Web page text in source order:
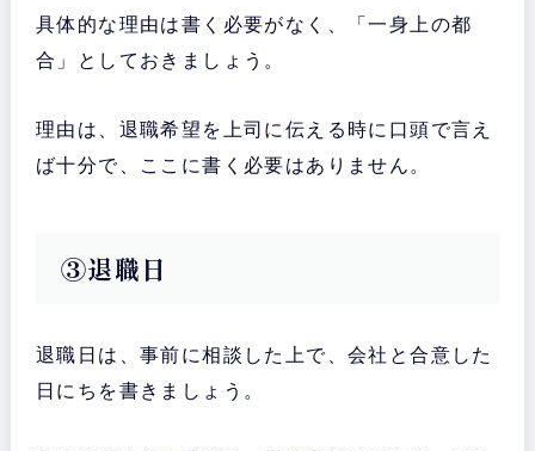
具体的な理由は書く必要がなく、「一身上の都
合」としておきましょう。
理由は、退職希望を上司に伝える時に口頭で言え
ば十分で、ここに書く必要はありません。
③退職日
退職日は、事前に相談した上で、会社と合意した
日にちを書きましょう。